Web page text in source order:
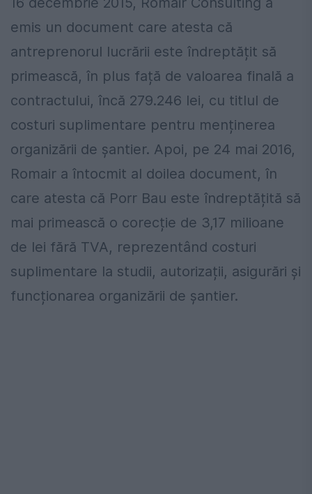
emis un document care atesta că
antreprenorul lucrării este îndreptățit să
primească, în plus față de valoarea finală a
contractului, încă 279.246 lei, cu titlul de
costuri suplimentare pentru menținerea
organizării de șantier. Apoi, pe 24 mai 2016,
Romair a întocmit al doilea document, în
care atesta că Porr Bau este îndreptățită să
mai primească o corecție de 3,17 milioane
de lei fără TVA, reprezentând costuri
suplimentare la studii, autorizații, asigurări și
funcționarea organizării de șantier.